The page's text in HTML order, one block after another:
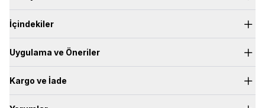
Tutkulu, baştan çıkarıcı ve zarif...
Üst Nota:Yasemin, Biber
Kalp Nota: Krema, Vanilya, Amber
İçindekiler
Uygulama ve Öneriler
Kargo ve İade